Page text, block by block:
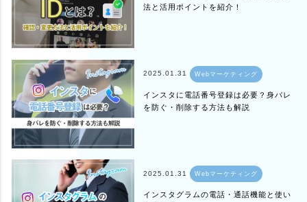
法と活用ポイントを紹介！
2025.01.31 Webマーケティング
インスタに電話番号登録は必要？身バレ
を防ぐ・削除する方法も解説
2025.01.31 Webマーケティング
インスタグラムの電話・通話機能と使い